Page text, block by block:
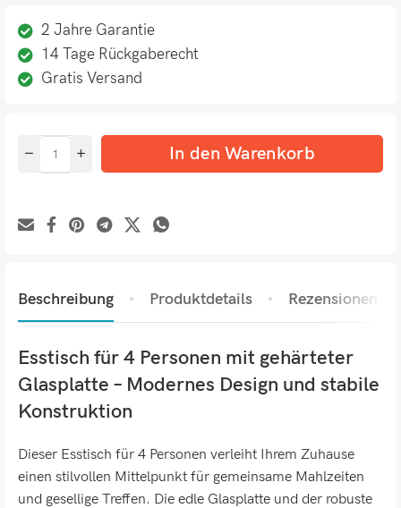
2 Jahre Garantie
14 Tage Rückgaberecht
Gratis Versand
In den Warenkorb
Beschreibung Produktdetails Rezensionen (0)
Esstisch für 4 Personen mit gehärteter
Glasplatte – Modernes Design und stabile
Konstruktion
Dieser Esstisch für 4 Personen verleiht Ihrem Zuhause
einen stilvollen Mittelpunkt für gemeinsame Mahlzeiten
und gesellige Treffen. Die edle Glasplatte und der robuste